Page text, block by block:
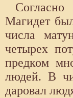
Магидет
числа
четырех
предком
людей. В
даровал